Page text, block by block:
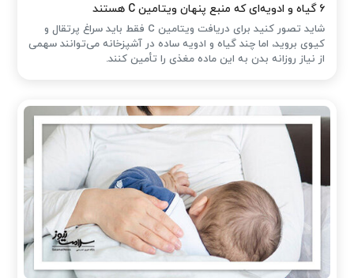
۶ گیاه و ادویه‌ای که منبع پنهان ویتامین C هستند
شاید تصور کنید برای دریافت ویتامین C فقط باید سراغ پرتقال و
کیوی بروید، اما چند گیاه و ادویه ساده در آشپزخانه می‌توانند سهمی
از نیاز روزانه بدن به این ماده مغذی را تأمین کنند.